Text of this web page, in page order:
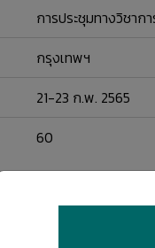
การประชุมทางวิชา
กรุงเทพฯ
21-23 ก.พ. 2565
60